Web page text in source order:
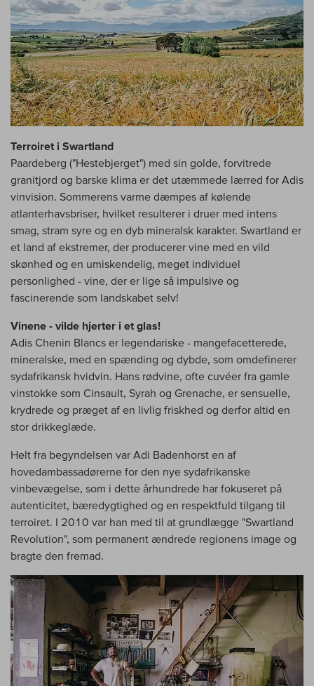
Terroiret i Swartland
Paardeberg ("Hestebjerget") med sin golde, forvitrede
granitjord og barske klima er det utæmmede lærred for Adis
vinvision. Sommerens varme dæmpes af kølende
atlanterhavsbriser, hvilket resulterer i druer med intens
smag, stram syre og en dyb mineralsk karakter. Swartland er
et land af ekstremer, der producerer vine med en vild
skønhed og en umiskendelig, meget individuel
personlighed - vine, der er lige så impulsive og
fascinerende som landskabet selv!
Vinene - vilde hjerter i et glas!
Adis Chenin Blancs er legendariske - mangefacetterede,
mineralske, med en spænding og dybde, som omdefinerer
sydafrikansk hvidvin. Hans rødvine, ofte cuvéer fra gamle
vinstokke som Cinsault, Syrah og Grenache, er sensuelle,
krydrede og præget af en livlig friskhed og derfor altid en
stor drikkeglæde.
Helt fra begyndelsen var Adi Badenhorst en af
hovedambassadørerne for den nye sydafrikanske
vinbevægelse, som i dette århundrede har fokuseret på
autenticitet, bæredygtighed og en respektfuld tilgang til
terroiret. I 2010 var han med til at grundlægge "Swartland
Revolution", som permanent ændrede regionens image og
bragte den fremad.